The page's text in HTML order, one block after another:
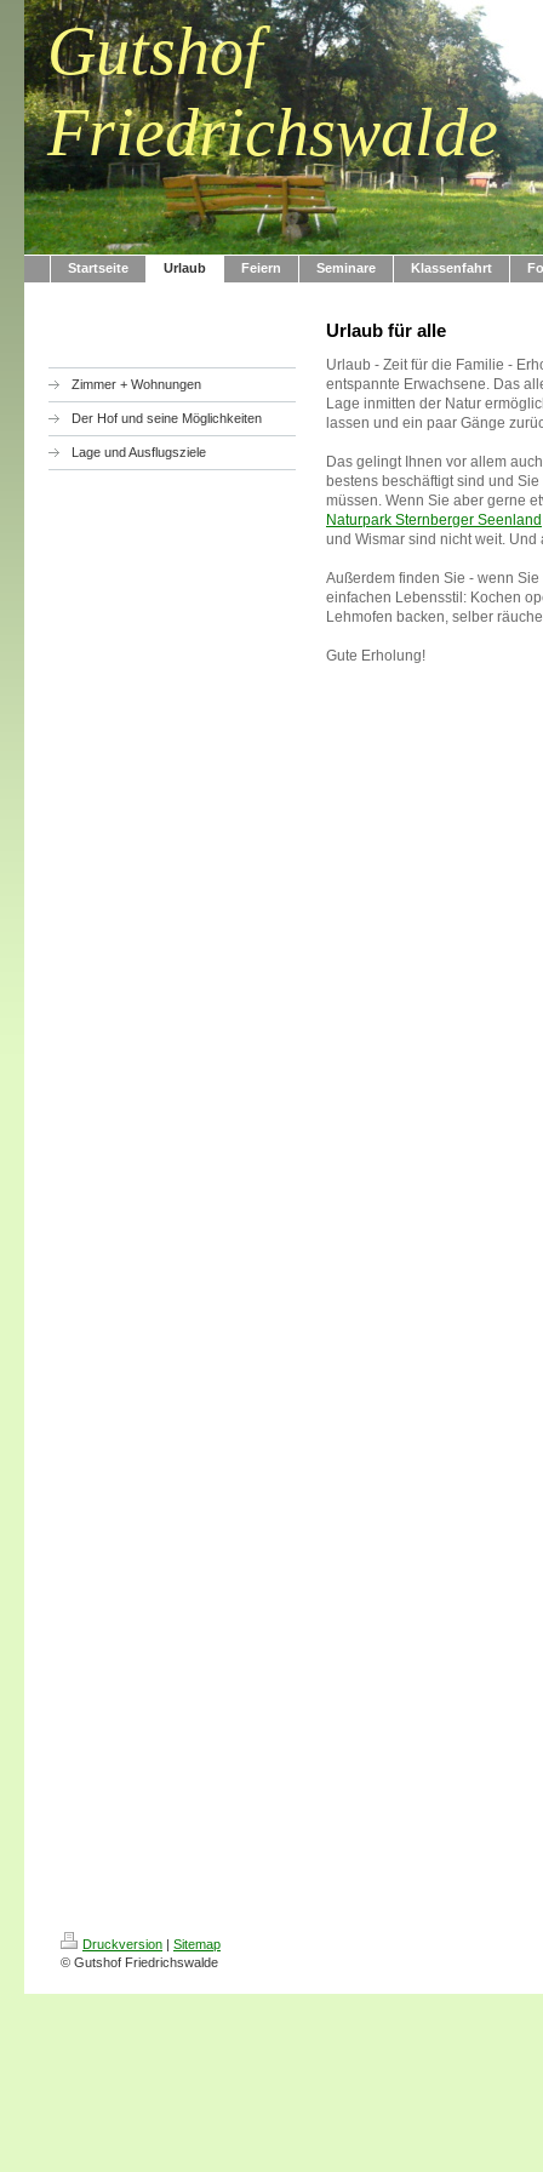
Gutshof
Friedrichswalde
Startseite Urlaub Feiern Seminare Klassenfahrt
Zimmer + Wohnungen
Der Hof und seine Möglichkeiten
Lage und Ausflugsziele
Urlaub für alle
Urlaub - Zeit für die Familie -
entspannte Erwachsene. Das
Lage inmitten der Natur
lassen und ein paar Gänge
Das gelingt Ihnen vor allem
bestens beschäftigt sind und
müssen. Wenn Sie aber gerne
Naturpark Sternberger Seenland
und Wismar sind nicht weit.
Außerdem finden Sie - wenn
einfachen Lebensstil: Kochen
Lehmofen backen, selber
Gute Erholung!
Druckversion
Sitemap
© Gutshof Friedrichswalde